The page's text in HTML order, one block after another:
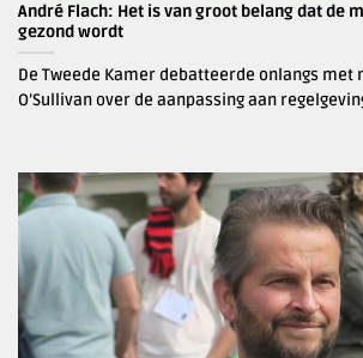
André Flach: Het is van groot belang dat de
gezond wordt
De Tweede Kamer debatteerde onlangs
O’Sullivan over de aanpassing aan